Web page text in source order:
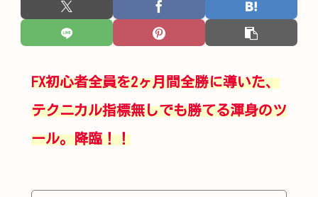
FX初心者全員を2ヶ月間全勝に導いた、
テクニカル指標無しでも勝てる渾身のツ
ール。降臨！！